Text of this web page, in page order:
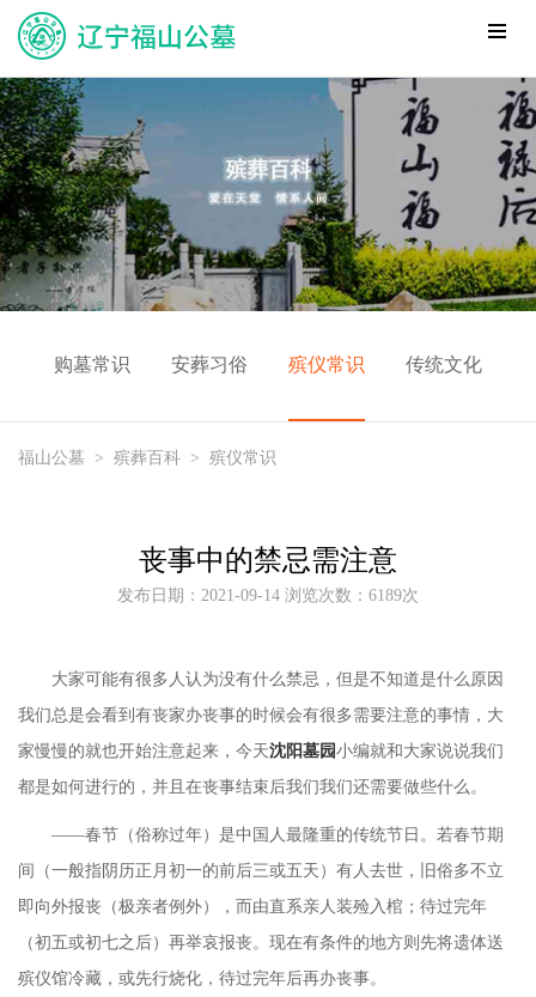
购墓常识 安葬习俗 殡仪常识 传统文化
福山公墓 > 殡葬百科 > 殡仪常识
丧事中的禁忌需注意
发布日期：2021-09-14 浏览次数：6189次
大家可能有很多人认为没有什么禁忌，但是不知道是什么原因
我们总是会看到有丧家办丧事的时候会有很多需要注意的事情，大
家慢慢的就也开始注意起来，今天沈阳墓园小编就和大家说说我们
都是如何进行的，并且在丧事结束后我们我们还需要做些什么。
——春节（俗称过年）是中国人最隆重的传统节日。若春节期
间（一般指阴历正月初一的前后三或五天）有人去世，旧俗多不立
即向外报丧（极亲者例外），而由直系亲人装殓入棺；待过完年
（初五或初七之后）再举哀报丧。现在有条件的地方则先将遗体送
殡仪馆冷藏，或先行烧化，待过完年后再办丧事。